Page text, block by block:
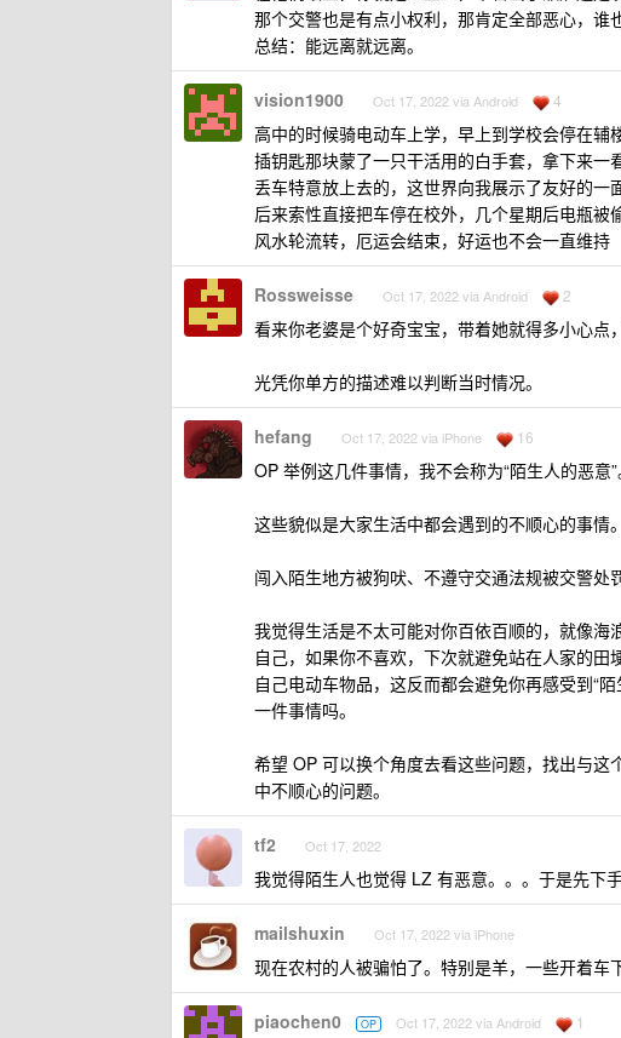
那个交警也是有点小权利，那肯定全部恶心，谁
总结：能远离就远离。
vision1900 Oct 17, 2022 via Android 4
高中的时候骑电动车上学，早上到学校会停在
插钥匙那块蒙了一只干活用的白手套，拿下来
丢车特意放上去的，这世界向我展示了友好的一面
后来索性直接把车停在校外，几个星期后电瓶被
风水轮流转，厄运会结束，好运也不会一直维持
Rossweisse Oct 17, 2022 via Android 2
看来你老婆是个好奇宝宝，带着她就得多小心点
光凭你单方的描述难以判断当时情况。
hefang Oct 17, 2022 via iPhone 16
OP 举例这几件事情，我不会称为“陌生人的恶意”
这些貌似是大家生活中都会遇到的不顺心的事情。
闯入陌生地方被狗吠、不遵守交通法规被交警处
我觉得生活是不太可能对你百依百顺的，就像
自己，如果你不喜欢，下次就避免站在人家的
自己电动车物品，这反而都会避免你再感受到“
一件事情吗。
希望 OP 可以换个角度去看这些问题，找出与
中不顺心的问题。
tf2 Oct 17, 2022
我觉得陌生人也觉得 LZ 有恶意。。。于是先下手
mailshuxin Oct 17, 2022 via iPhone
现在农村的人被骗怕了。特别是羊，一些开着车
piaochen0 OP Oct 17, 2022 via Android 1